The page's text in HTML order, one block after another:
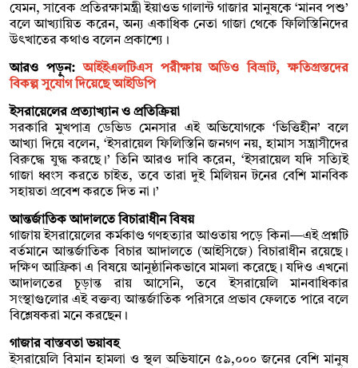
যেমন, সাবেক প্রতিরক্ষামন্ত্রী ইয়াওভ গালান্ট গাজার মানুষকে ‘মানব পশু’
বলে আখ্যায়িত করেন, অন্য একাধিক নেতা গাজা থেকে ফিলিস্তিনিদের
উৎখাতের কথাও বলেন প্রকাশ্যে।
আরও পড়ুন:আইইএলটিএস পরীক্ষায় অডিও বিভ্রাট, ক্ষতিগ্রস্তদের
বিকল্প সুযোগ দিয়েছে আইডিপি
ইসরায়েলের প্রত্যাখ্যান ও প্রতিক্রিয়া
সরকারি মুখপাত্র ডেভিড মেনসার এই অভিযোগকে ‘ভিত্তিহীন’ বলে
আখ্যা দিয়ে বলেন, ‘ইসরায়েল ফিলিস্তিনি জনগণ নয়, হামাস সন্ত্রাসীদের
বিরুদ্ধে যুদ্ধ করছে।’ তিনি আরও দাবি করেন, ‘ইসরায়েল যদি সত্যিই
গাজা ধ্বংস করতে চাইত, তবে তারা দুই মিলিয়ন টনের বেশি মানবিক
সহায়তা প্রবেশ করতে দিত না।’
আন্তর্জাতিক আদালতে বিচারাধীন বিষয়
গাজায় ইসরায়েলের কর্মকাণ্ড গণহত্যার আওতায় পড়ে কিনা—এই প্রশ্নটি
বর্তমানে আন্তর্জাতিক বিচার আদালতে (আইসিজে) বিচারাধীন রয়েছে।
দক্ষিণ আফ্রিকা এ বিষয়ে আনুষ্ঠানিকভাবে মামলা করেছে। যদিও এখনো
আদালতের চূড়ান্ত রায় আসেনি, তবে ইসরায়েলি মানবাধিকার
সংস্থাগুলোর এই বক্তব্য আন্তর্জাতিক পরিসরে প্রভাব ফেলতে পারে বলে
বিশ্লেষকরা মনে করছেন।
গাজার বাস্তবতা ভয়াবহ
ইসরায়েলি বিমান হামলা ও স্থল অভিযানে ৫৯,০০০ জনের বেশি মানুষ